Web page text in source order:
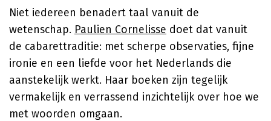
Niet iedereen benadert taal vanuit de
wetenschap. Paulien Cornelisse doet dat vanuit
de cabarettraditie: met scherpe observaties, fijne
ironie en een liefde voor het Nederlands die
aanstekelijk werkt. Haar boeken zijn tegelijk
vermakelijk en verrassend inzichtelijk over hoe we
met woorden omgaan.